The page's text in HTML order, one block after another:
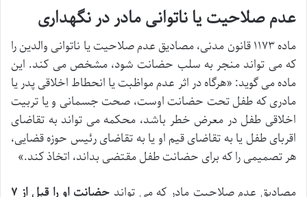
عدم صلاحیت یا ناتوانی مادر در نگهداری
ماده ۱۱۷۳ قانون مدنی، مصادیق عدم صلاحیت یا ناتوانی والدین را
که می تواند منجر به سلب حضانت شود، مشخص می کند. این
ماده می گوید: «هرگاه در اثر عدم مواظبت یا انحطاط اخلاقی پدر یا
مادری که طفل تحت حضانت اوست، صحت جسمانی و یا تربیت
اخلاقی طفل در معرض خطر باشد، محکمه می تواند به تقاضای
اقربای طفل یا به تقاضای قیم او یا به تقاضای رئیس حوزه قضایی،
هر تصمیمی را که برای حضانت طفل مقتضی بداند، اتخاذ کند.»
مصادیق عدم صلاحیت مادر که می تواند
حضانت او را قبل از ۷